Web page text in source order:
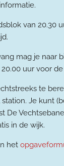
van 20.30
mag je naar
uur voor de
te
Je kunt
De
in de wijk.
het o